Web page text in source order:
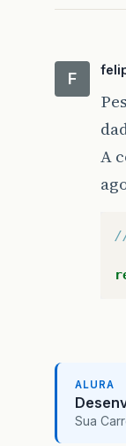
F
A
ALURA
Sua